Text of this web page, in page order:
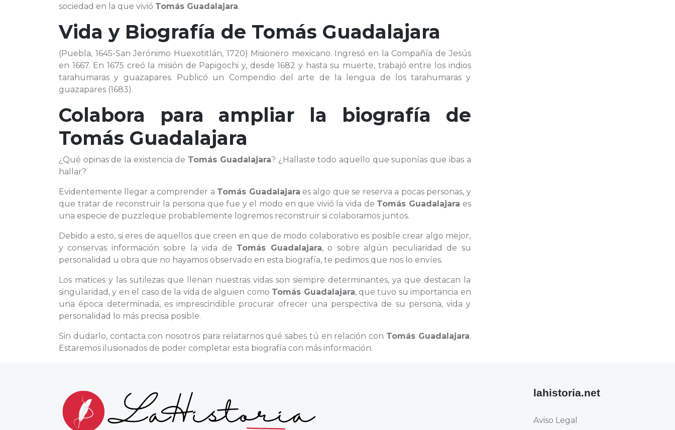
sociedad en la que vivió Tomás Guadalajara.
Vida y Biografía de Tomás Guadalajara
(Puebla, 1645-San Jerónimo Huexotitlán, 1720) Misionero mexicano. Ingresó en la Compañía de Jesús
en 1667. En 1675 creó la misión de Papigochi y, desde 1682 y hasta su muerte, trabajó entre los indios
tarahumaras y guazapares. Publicó un Compendio del arte de la lengua de los tarahumaras y
guazapares (1683).
Colabora para ampliar la biografía de
Tomás Guadalajara
¿Qué opinas de la existencia de Tomás Guadalajara? ¿Hallaste todo aquello que suponías que ibas a
hallar?
Evidentemente llegar a comprender a Tomás Guadalajara es algo que se reserva a pocas personas, y
que tratar de reconstruir la persona que fue y el modo en que vivió la vida de Tomás Guadalajara es
una especie de puzzleque probablemente logremos reconstruir si colaboramos juntos.
Debido a esto, si eres de aquellos que creen en que de modo colaborativo es posible crear algo mejor,
y conservas información sobre la vida de Tomás Guadalajara, o sobre algún peculiaridad de su
personalidad u obra que no hayamos observado en esta biografía, te pedimos que nos lo envíes.
Los matices y las sutilezas que llenan nuestras vidas son siempre determinantes, ya que destacan la
singularidad, y en el caso de la vida de alguien como Tomás Guadalajara, que tuvo su importancia en
una época determinada, es imprescindible procurar ofrecer una perspectiva de su persona, vida y
personalidad lo más precisa posible.
Sin dudarlo, contacta con nosotros para relatarnos qué sabes tú en relación con Tomás Guadalajara.
Estaremos ilusionados de poder completar esta biografía con más información.
lahistoria.net
Aviso Legal